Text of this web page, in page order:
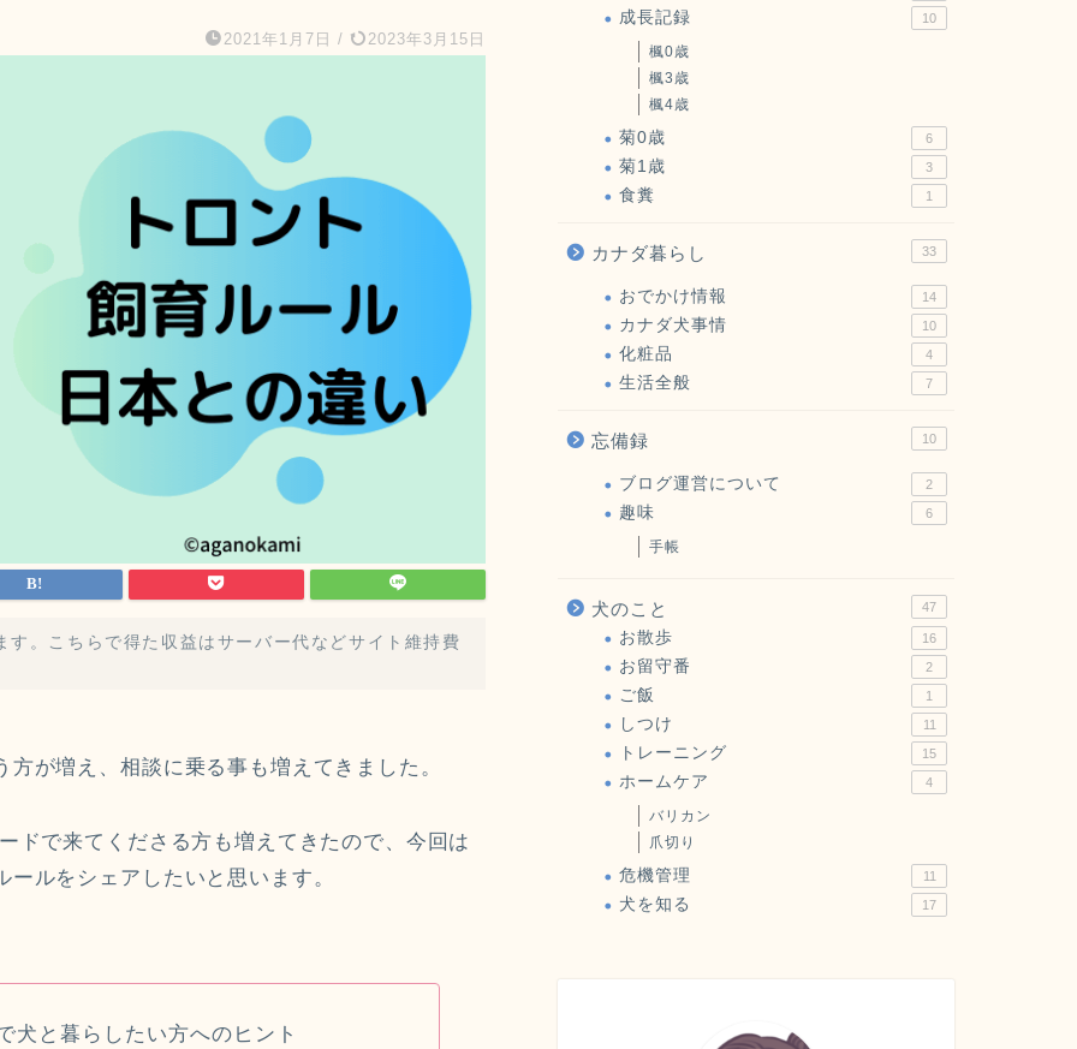
2021年1月7日 / 2023年3月15日
。こちらで得た収益はサーバー代などサイト維持費
が増え、相談に乗る事も増えてきました。
ドで来てくださる方も増えてきたので、今回は
ルをシェアしたいと思います。
犬と暮らしたい方へのヒント
成長記録 10
楓0歳
楓3歳
楓4歳
菊0歳 6
菊1歳 3
食糞 1
カナダ暮らし 33
おでかけ情報 14
カナダ犬事情 10
化粧品 4
生活全般 7
忘備録 10
ブログ運営について 2
趣味 6
手帳
犬のこと 47
お散歩 16
お留守番 2
ご飯 1
しつけ 11
トレーニング 15
ホームケア 4
バリカン
爪切り
危機管理 11
犬を知る 17